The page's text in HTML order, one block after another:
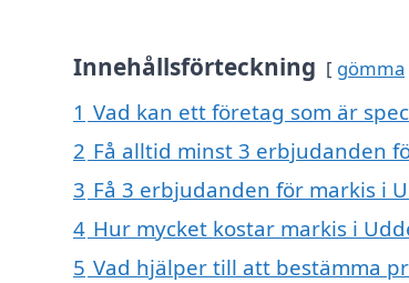
Innehållsförteckning gömma
1 Vad kan ett företag som är
2 Få alltid minst 3 erbjudanden
3 Få 3 erbjudanden för markis i
4 Hur mycket kostar markis i
5 Vad hjälper till att bestämma